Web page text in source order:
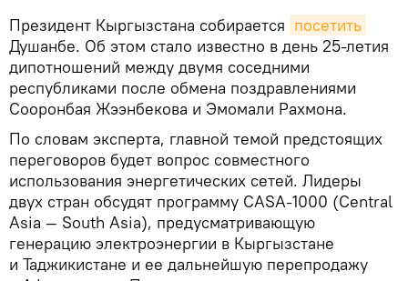
Президент Кыргызстана собирается посетить
Душанбе. Об этом стало известно в день 25-летия
дипотношений между двумя соседними
республиками после обмена поздравлениями
Сооронбая Жээнбекова и Эмомали Рахмона.
По словам эксперта, главной темой предстоящих
переговоров будет вопрос совместного
использования энергетических сетей. Лидеры
двух стран обсудят программу CASA-1000 (Central
Asia — South Asia), предусматривающую
генерацию электроэнергии в Кыргызстане
и Таджикистане и ее дальнейшую перепродажу